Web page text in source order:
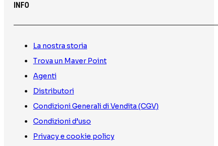
INFO
La nostra storia
Trova un Maver Point
Agenti
Distributori
Condizioni Generali di Vendita (CGV)
Condizioni d’uso
Privacy e cookie policy